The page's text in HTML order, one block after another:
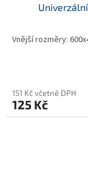
Vnější rozměry:
151 Kč včetně DPH
125 Kč